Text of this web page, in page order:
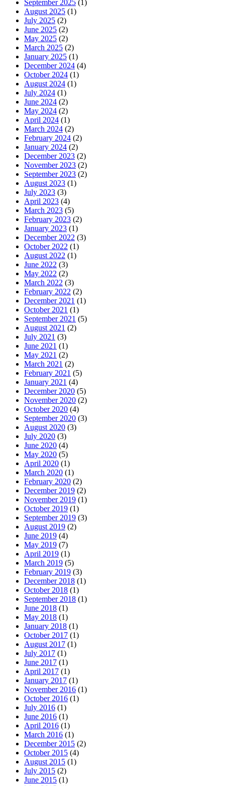
September 2025 (1)
August 2025 (1)
July 2025 (2)
June 2025 (2)
May 2025 (2)
March 2025 (2)
January 2025 (1)
December 2024 (4)
October 2024 (1)
August 2024 (1)
July 2024 (1)
June 2024 (2)
May 2024 (2)
April 2024 (1)
March 2024 (2)
February 2024 (2)
January 2024 (2)
December 2023 (2)
November 2023 (2)
September 2023 (2)
August 2023 (1)
July 2023 (3)
April 2023 (4)
March 2023 (5)
February 2023 (2)
January 2023 (1)
December 2022 (3)
October 2022 (1)
August 2022 (1)
June 2022 (3)
May 2022 (2)
March 2022 (3)
February 2022 (2)
December 2021 (1)
October 2021 (1)
September 2021 (5)
August 2021 (2)
July 2021 (3)
June 2021 (1)
May 2021 (2)
March 2021 (2)
February 2021 (5)
January 2021 (4)
December 2020 (5)
November 2020 (2)
October 2020 (4)
September 2020 (3)
August 2020 (3)
July 2020 (3)
June 2020 (4)
May 2020 (5)
April 2020 (1)
March 2020 (1)
February 2020 (2)
December 2019 (2)
November 2019 (1)
October 2019 (1)
September 2019 (3)
August 2019 (2)
June 2019 (4)
May 2019 (7)
April 2019 (1)
March 2019 (5)
February 2019 (3)
December 2018 (1)
October 2018 (1)
September 2018 (1)
June 2018 (1)
May 2018 (1)
January 2018 (1)
October 2017 (1)
August 2017 (1)
July 2017 (1)
June 2017 (1)
April 2017 (1)
January 2017 (1)
November 2016 (1)
October 2016 (1)
July 2016 (1)
June 2016 (1)
April 2016 (1)
March 2016 (1)
December 2015 (2)
October 2015 (4)
August 2015 (1)
July 2015 (2)
June 2015 (1)